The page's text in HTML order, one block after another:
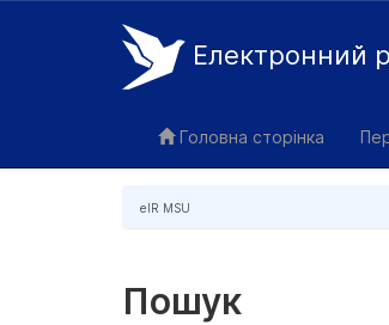
Електронний
Головна сторінка
eIR MSU
Пошук